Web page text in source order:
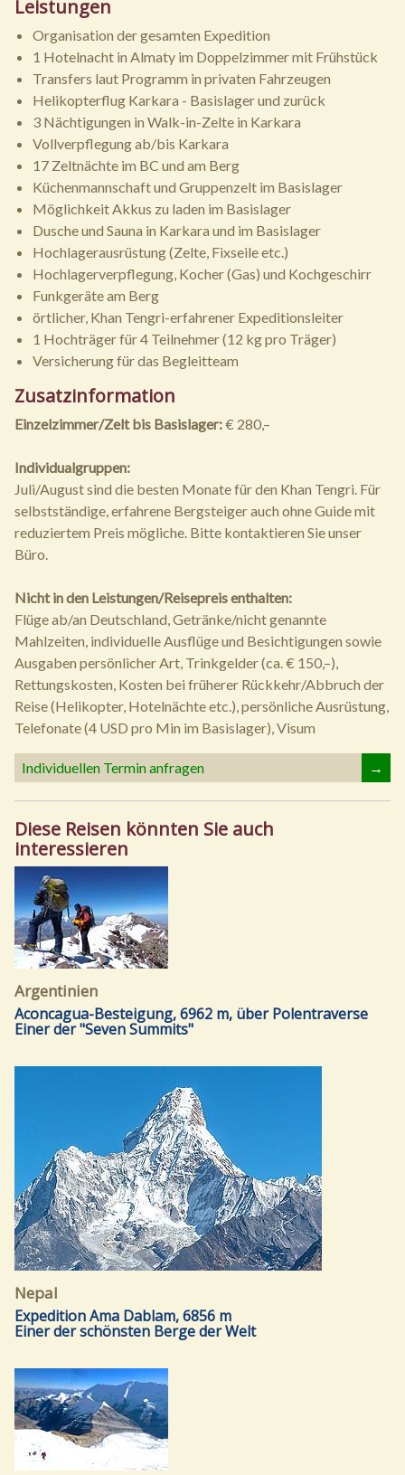
Leistungen
Organisation der gesamten Expedition
1 Hotelnacht in Almaty im Doppelzimmer mit Frühstück
Transfers laut Programm in privaten Fahrzeugen
Helikopterflug Karkara - Basislager und zurück
3 Nächtigungen in Walk-in-Zelte in Karkara
Vollverpflegung ab/bis Karkara
17 Zeltnächte im BC und am Berg
Küchenmannschaft und Gruppenzelt im Basislager
Möglichkeit Akkus zu laden im Basislager
Dusche und Sauna in Karkara und im Basislager
Hochlagerausrüstung (Zelte, Fixseile etc.)
Hochlagerverpflegung, Kocher (Gas) und Kochgeschirr
Funkgeräte am Berg
örtlicher, Khan Tengri-erfahrener Expeditionsleiter
1 Hochträger für 4 Teilnehmer (12 kg pro Träger)
Versicherung für das Begleitteam
Zusatzinformation
Einzelzimmer/Zelt bis Basislager:€ 280,–
Individualgruppen:
Juli/August sind die besten Monate für den Khan Tengri. Für
selbstständige, erfahrene Bergsteiger auch ohne Guide mit
reduziertem Preis mögliche. Bitte kontaktieren Sie unser
Büro.
Nicht in den Leistungen/Reisepreis enthalten:
Flüge ab/an Deutschland, Getränke/nicht genannte
Mahlzeiten, individuelle Ausflüge und Besichtigungen sowie
Ausgaben persönlicher Art, Trinkgelder (ca. € 150,–),
Rettungskosten, Kosten bei früherer Rückkehr/Abbruch der
Reise (Helikopter, Hotelnächte etc.), persönliche Ausrüstung,
Telefonate (4 USD pro Min im Basislager), Visum
Individuellen Termin anfragen →
Diese Reisen könnten Sie auch
interessieren
Argentinien
Aconcagua-Besteigung, 6962 m, über Polentraverse
Einer der "Seven Summits"
Nepal
Expedition Ama Dablam, 6856 m
Einer der schönsten Berge der Welt